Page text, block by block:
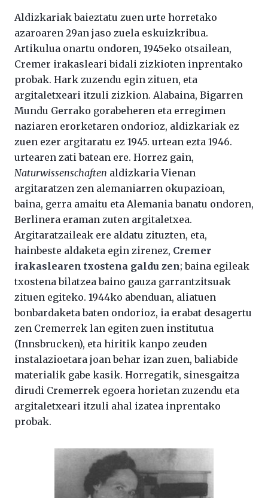
Aldizkariak baieztatu zuen urte horretako
azaroaren 29an jaso zuela eskuizkribua.
Artikulua onartu ondoren, 1945eko otsailean,
Cremer irakasleari bidali zizkioten inprentako
probak. Hark zuzendu egin zituen, eta
argitaletxeari itzuli zizkion. Alabaina, Bigarren
Mundu Gerrako gorabeheren eta erregimen
naziaren erorketaren ondorioz, aldizkariak ez
zuen ezer argitaratu ez 1945. urtean ezta 1946.
urtearen zati batean ere. Horrez gain,
Naturwissenschaften aldizkaria Vienan
argitaratzen zen alemaniarren okupazioan,
baina, gerra amaitu eta Alemania banatu ondoren,
Berlinera eraman zuten argitaletxea.
Argitaratzaileak ere aldatu zituzten, eta,
hainbeste aldaketa egin zirenez, Cremer
irakaslearen txostena galdu zen; baina egileak
txostena bilatzea baino gauza garrantzitsuak
zituen egiteko. 1944ko abenduan, aliatuen
bonbardaketa baten ondorioz, ia erabat desagertu
zen Cremerrek lan egiten zuen institutua
(Innsbrucken), eta hiritik kanpo zeuden
instalazioetara joan behar izan zuen, baliabide
materialik gabe kasik. Horregatik, sinesgaitza
dirudi Cremerrek egoera horietan zuzendu eta
argitaletxeari itzuli ahal izatea inprentako
probak.